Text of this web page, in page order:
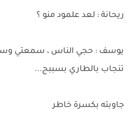
ريحانة : لعد علمود منو ؟
يوسف : حجي الناس ، سمعتي
تنجاب بالطاري بسببج...
جاوبته بكسرة خاطر